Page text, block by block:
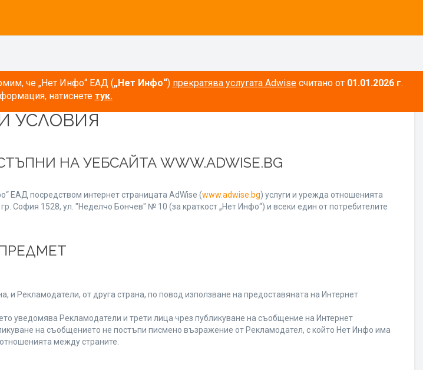
че „Нет Инфо“ ЕАД („Нет Инфо“) прекратява услугата Adwiseсчитано от 01.01.2026 г.
натиснете тук.
УСЛОВИЯ
НА УЕБСАЙТА WWW.ADWISE.BG
ЕАД посредством интернет страницата AdWise (www.adwise.bg) услуги и урежда отношенията
1528, ул. "Неделчо Бончев" № 10 (за краткост „Нет Инфо“) и всеки един от потребителите
ПРЕДМЕТ
Рекламодатели, от друга страна, по повод използване на предоставяната на Интернет
уведомява Рекламодатели и трети лица чрез публикуване на съобщение на Интернет
на съобщението не постъпи писмено възражение от Рекламодател, с който Нет Инфо има
между страните.